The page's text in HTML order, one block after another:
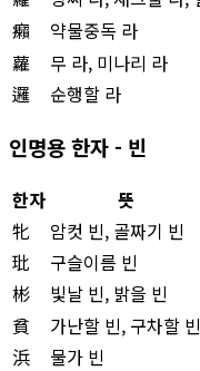
癩
약물중독 라
蘿
무 라, 미나리 라
邏
순행할 라
인명용 한자 - 빈
한자 뜻
牝
암컷 빈, 골짜기 빈
玭
구슬이름 빈
彬
빛날 빈, 밝을 빈
貧
가난할 빈, 구차할 빈
浜
물가 빈